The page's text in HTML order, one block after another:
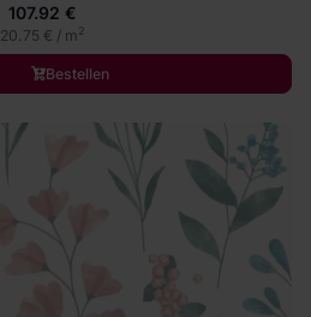
107.92 €
20.75 € / m2
Bestellen